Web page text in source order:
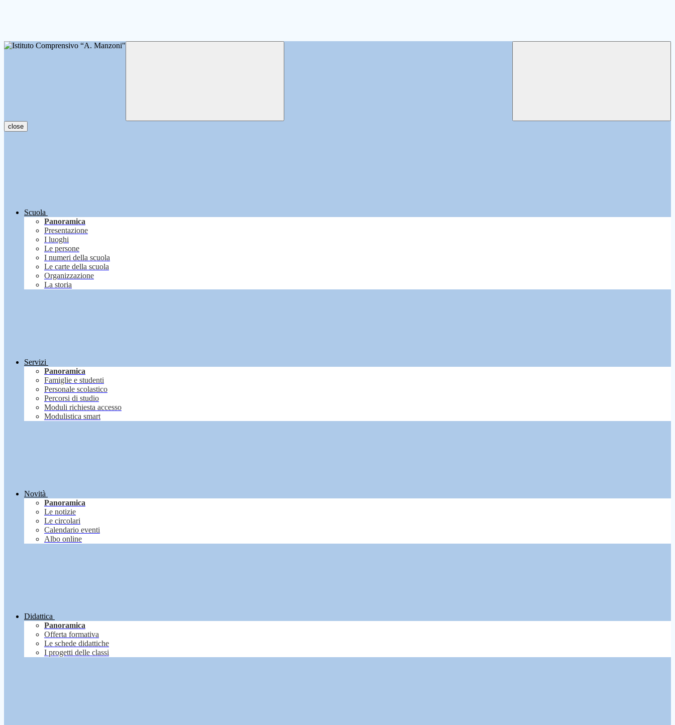
close
Scuola
Panoramica
Presentazione
I luoghi
Le persone
I numeri della scuola
Le carte della scuola
Organizzazione
La storia
Servizi
Panoramica
Famiglie e studenti
Personale scolastico
Percorsi di studio
Moduli richiesta accesso
Modulistica smart
Novità
Panoramica
Le notizie
Le circolari
Calendario eventi
Albo online
Didattica
Panoramica
Offerta formativa
Le schede didattiche
I progetti delle classi